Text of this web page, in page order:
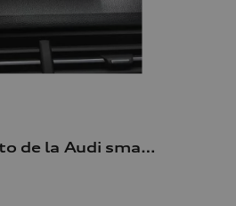
Reequipamiento de la Audi smartphone interface